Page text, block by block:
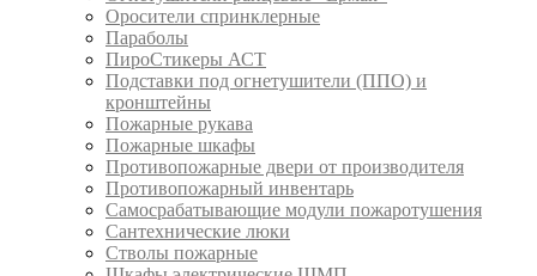
Оросители спринклерные
Параболы
ПироСтикеры АСТ
Подставки под огнетушители (ППО) и
кронштейны
Пожарные рукава
Пожарные шкафы
Противопожарные двери от производителя
Противопожарный инвентарь
Самосрабатывающие модули пожаротушения
Сантехнические люки
Стволы пожарные